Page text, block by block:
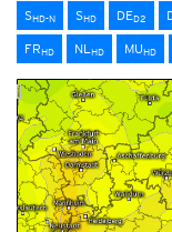
SHD-N SHD DED2
FRHD NLHD MUHD